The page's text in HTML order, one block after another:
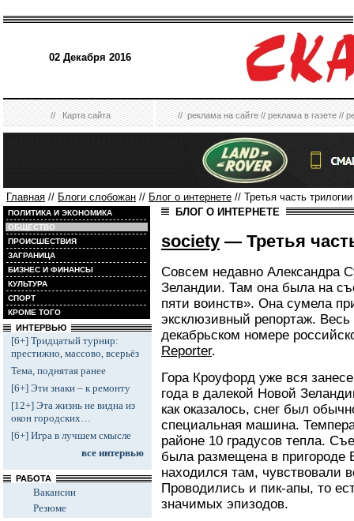
02 Декабря 2016
//Карта сайта //реклама на сайте//реклама в газете//
Главная // Блоги слобожан // Блог о интернете // Третья часть
ПОЛИТИКА И ЭКОНОМИКА
ОБЩЕСТВО
ПРОИСШЕСТВИЯ
ЗАГРАНИЦА
БИЗНЕС И ФИНАНСЫ
КУЛЬТУРА
СПОРТ
КРОМЕ ТОГО
ИНТЕРВЬЮ
[6+] Тридцатый турнир:
престижно, массово, всерьёз
Тема, поднятая ранее
[6+] Эти знаки – к ремонту
[12+] Эта жизнь не видна из
окон городских…
[6+] Игра в лучшем смысле
все интервью
РАБОТА
Вакансии
Резюме
БЛОГ О ИНТЕРНЕТЕ
society — Третья
Совсем недавно Александра
Зеландии. Там она была на
пяти воинств». Она сумела
эксклюзивный репортаж.
декабрьском номере
Reporter.
Гора Кроуфорд уже вся
года в далекой Новой
как оказалось, снег был
специальная машина.
районе 10 градусов тепла.
была размещена в пригороде
находился там, чувствовали
Проводились и пик-апы, то
значимых эпизодов.